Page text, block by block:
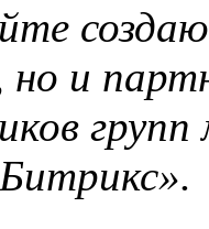
и